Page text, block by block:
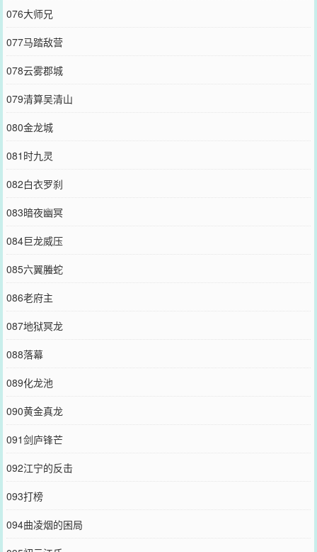
076大师兄
077马踏敌营
078云雾郡城
079清算吴清山
080金龙城
081时九灵
082白衣罗刹
083暗夜幽冥
084巨龙威压
085六翼螣蛇
086老府主
087地狱冥龙
088落幕
089化龙池
090黄金真龙
091剑庐锋芒
092江宁的反击
093打榜
094曲凌烟的困局